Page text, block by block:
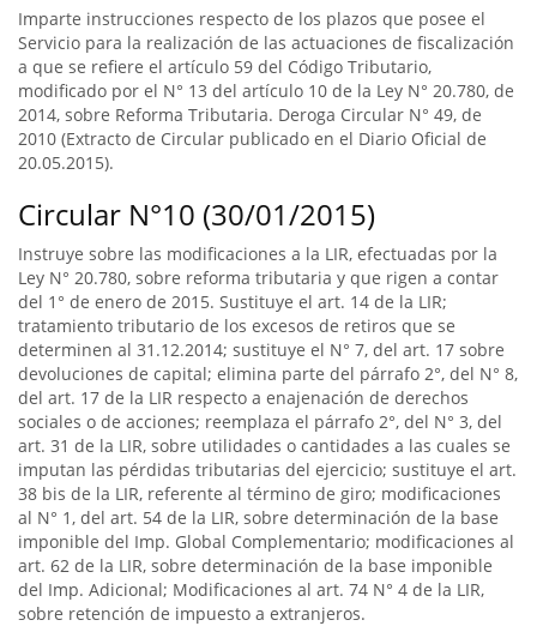
Imparte instrucciones respecto de los plazos que posee el
Servicio para la realización de las actuaciones de fiscalización
a que se refiere el artículo 59 del Código Tributario,
modificado por el N° 13 del artículo 10 de la Ley N° 20.780, de
2014, sobre Reforma Tributaria. Deroga Circular N° 49, de
2010 (Extracto de Circular publicado en el Diario Oficial de
20.05.2015).
Circular N°10 (30/01/2015)
Instruye sobre las modificaciones a la LIR, efectuadas por la
Ley N° 20.780, sobre reforma tributaria y que rigen a contar
del 1° de enero de 2015. Sustituye el art. 14 de la LIR;
tratamiento tributario de los excesos de retiros que se
determinen al 31.12.2014; sustituye el N° 7, del art. 17 sobre
devoluciones de capital; elimina parte del párrafo 2°, del N° 8,
del art. 17 de la LIR respecto a enajenación de derechos
sociales o de acciones; reemplaza el párrafo 2°, del N° 3, del
art. 31 de la LIR, sobre utilidades o cantidades a las cuales se
imputan las pérdidas tributarias del ejercicio; sustituye el art.
38 bis de la LIR, referente al término de giro; modificaciones
al N° 1, del art. 54 de la LIR, sobre determinación de la base
imponible del Imp. Global Complementario; modificaciones al
art. 62 de la LIR, sobre determinación de la base imponible
del Imp. Adicional; Modificaciones al art. 74 N° 4 de la LIR,
sobre retención de impuesto a extranjeros.